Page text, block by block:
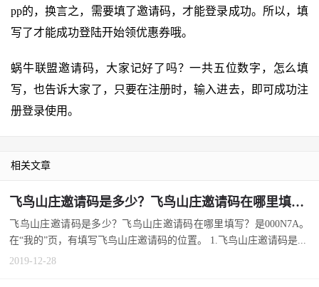
pp的，换言之，需要填了邀请码，才能登录成功。所以，填
写了才能成功登陆开始领优惠券哦。
蜗牛联盟邀请码，大家记好了吗？一共五位数字，怎么填
写，也告诉大家了，只要在注册时，输入进去，即可成功注
册登录使用。
相关文章
飞鸟山庄邀请码是多少？飞鸟山庄邀请码在哪里填写？
飞鸟山庄邀请码是多少？飞鸟山庄邀请码在哪里填写？是000N7A。
在“我的”页，有填写飞鸟山庄邀请码的位置。 1.飞鸟山庄邀请码是...
2019-12-28